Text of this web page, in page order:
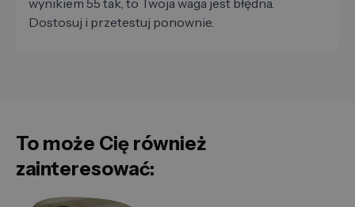
wynikiem 55 tak, to Twoja waga jest błędna.
Dostosuj i przetestuj ponownie.
To może Cię również
zainteresować: